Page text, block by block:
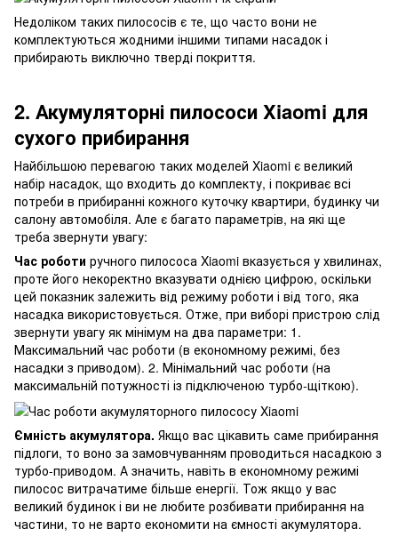
Недоліком таких пилососів є те, що часто вони не
комплектуються жодними іншими типами насадок і
прибирають виключно тверді покриття.
2. Акумуляторні пилососи Xiaomi для
сухого прибирання
Найбільшою перевагою таких моделей Xiaomi є великий
набір насадок, що входить до комплекту, і покриває всі
потреби в прибиранні кожного куточку квартири, будинку чи
салону автомобіля. Але є багато параметрів, на які ще
треба звернути увагу:
Час роботи ручного пилососа Xiaomi вказується у хвилинах,
проте його некоректно вказувати однією цифрою, оскільки
цей показник залежить від режиму роботи і від того, яка
насадка використовується. Отже, при виборі пристрою слід
звернути увагу як мінімум на два параметри: 1.
Максимальний час роботи (в економному режимі, без
насадки з приводом). 2. Мінімальний час роботи (на
максимальній потужності із підключеною турбо-щіткою).
Ємність акумулятора. Якщо вас цікавить саме прибирання
підлоги, то воно за замовчуванням проводиться насадкою з
турбо-приводом. А значить, навіть в економному режимі
пилосос витрачатиме більше енергії. Тож якщо у вас
великий будинок і ви не любите розбивати прибирання на
частини, то не варто економити на ємності акумулятора.